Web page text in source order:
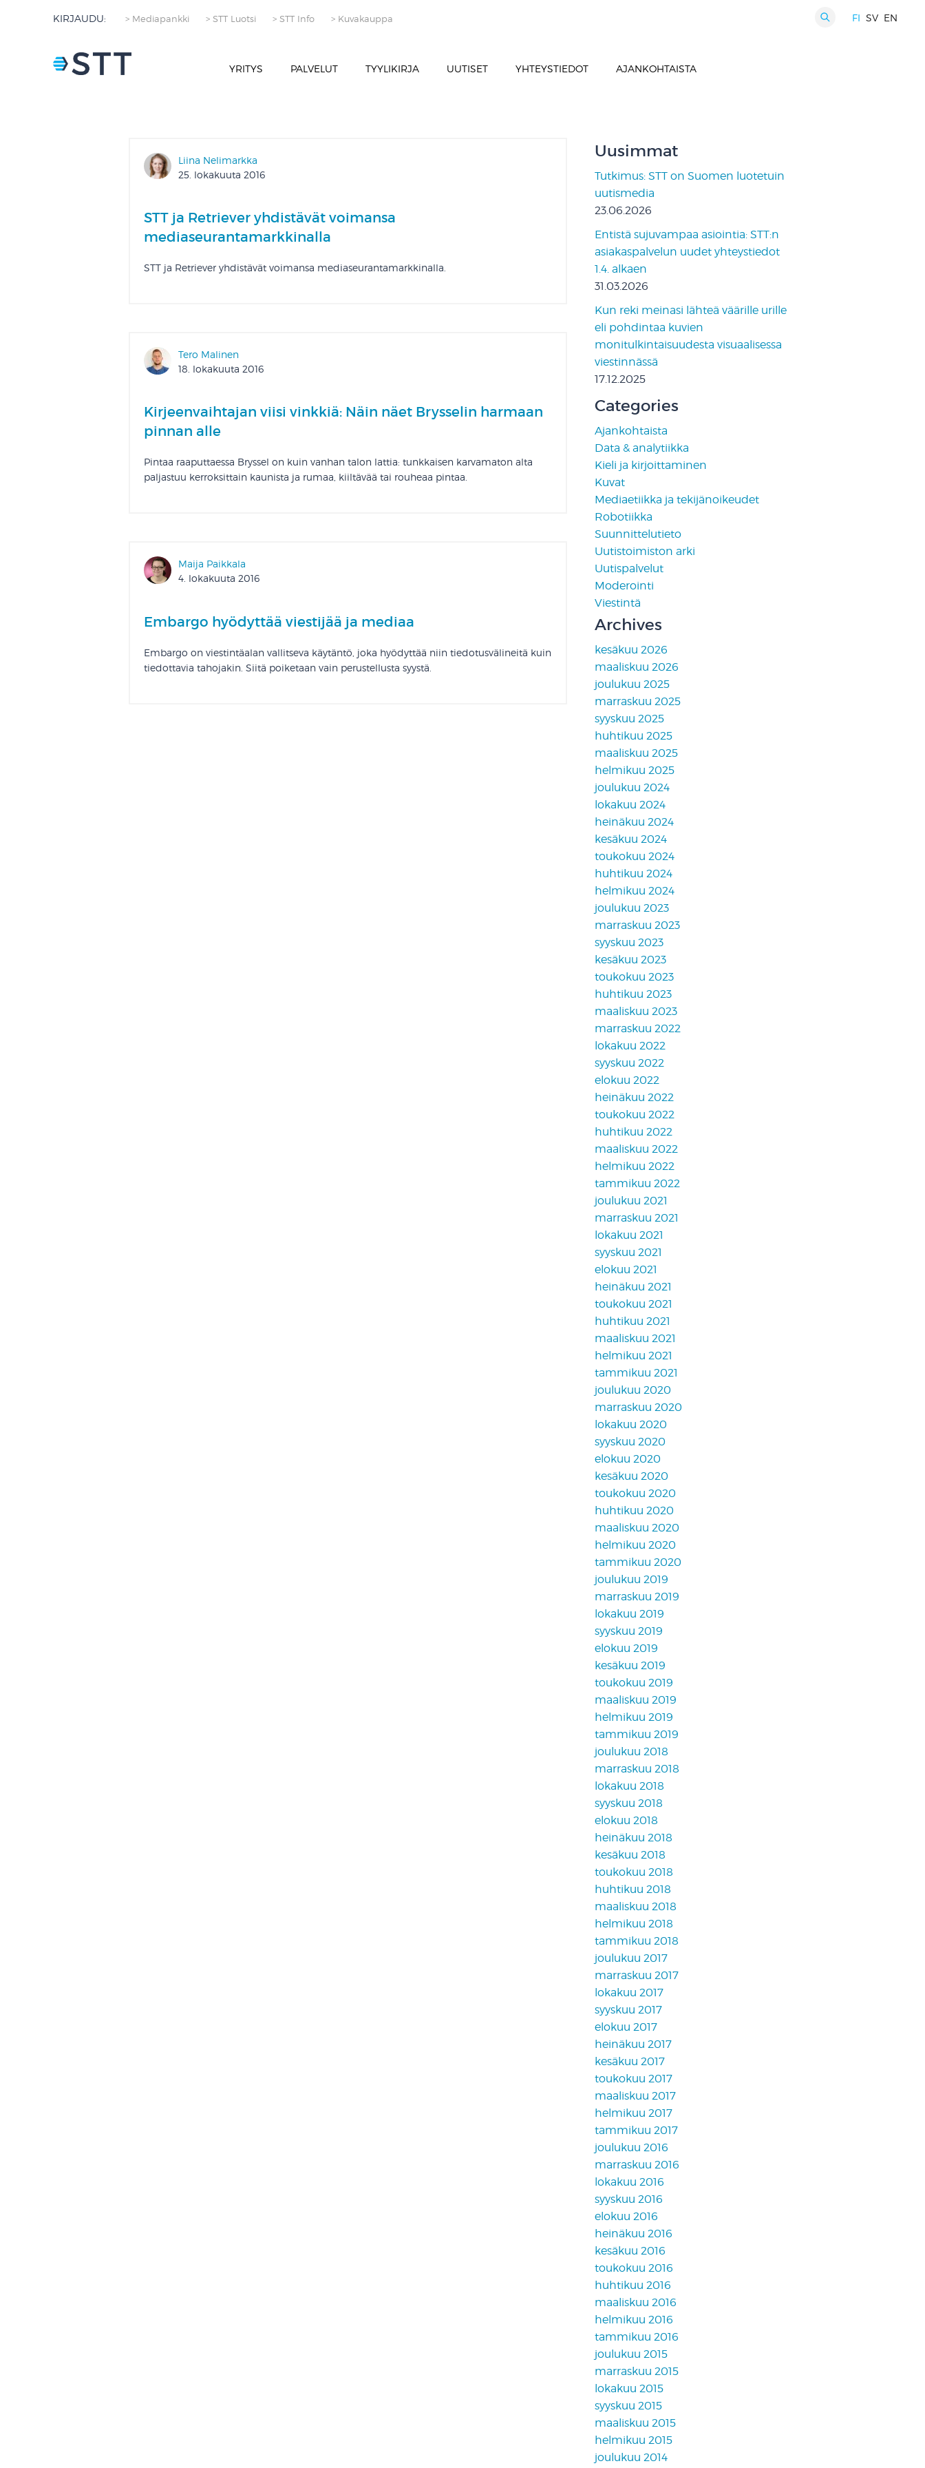
FI SV EN
KIRJAUDU: > Mediapankki > STT Luotsi > STT Info > Kuvakauppa
YRITYS PALVELUT TYYLIKIRJA UUTISET YHTEYSTIEDOT AJANKOHTAISTA
Liina Nelimarkka
25. lokakuuta 2016
STT ja Retriever yhdistävät voimansa
mediaseurantamarkkinalla
STT ja Retriever yhdistävät voimansa mediaseurantamarkkinalla.
Tero Malinen
18. lokakuuta 2016
Kirjeenvaihtajan viisi vinkkiä: Näin näet Brysselin harmaan
pinnan alle
Pintaa raaputtaessa Bryssel on kuin vanhan talon lattia: tunkkaisen karvamaton alta
paljastuu kerroksittain kaunista ja rumaa, kiiltävää tai rouheaa pintaa.
Maija Paikkala
4. lokakuuta 2016
Embargo hyödyttää viestijää ja mediaa
Embargo on viestintäalan vallitseva käytäntö, joka hyödyttää niin tiedotusvälineitä kuin
tiedottavia tahojakin. Siitä poiketaan vain perustellusta syystä.
Uusimmat
Tutkimus: STT on Suomen luotetuin
uutismedia
23.06.2026
Entistä sujuvampaa asiointia: STT:n
asiakaspalvelun uudet yhteystiedot
1.4. alkaen
31.03.2026
Kun reki meinasi lähteä väärille urille
eli pohdintaa kuvien
monitulkintaisuudesta visuaalisessa
viestinnässä
17.12.2025
Categories
Ajankohtaista
Data & analytiikka
Kieli ja kirjoittaminen
Kuvat
Mediaetiikka ja tekijänoikeudet
Robotiikka
Suunnittelutieto
Uutistoimiston arki
Uutispalvelut
Moderointi
Viestintä
Archives
kesäkuu 2026
maaliskuu 2026
joulukuu 2025
marraskuu 2025
syyskuu 2025
huhtikuu 2025
maaliskuu 2025
helmikuu 2025
joulukuu 2024
lokakuu 2024
heinäkuu 2024
kesäkuu 2024
toukokuu 2024
huhtikuu 2024
helmikuu 2024
joulukuu 2023
marraskuu 2023
syyskuu 2023
kesäkuu 2023
toukokuu 2023
huhtikuu 2023
maaliskuu 2023
marraskuu 2022
lokakuu 2022
syyskuu 2022
elokuu 2022
heinäkuu 2022
toukokuu 2022
huhtikuu 2022
maaliskuu 2022
helmikuu 2022
tammikuu 2022
joulukuu 2021
marraskuu 2021
lokakuu 2021
syyskuu 2021
elokuu 2021
heinäkuu 2021
toukokuu 2021
huhtikuu 2021
maaliskuu 2021
helmikuu 2021
tammikuu 2021
joulukuu 2020
marraskuu 2020
lokakuu 2020
syyskuu 2020
elokuu 2020
kesäkuu 2020
toukokuu 2020
huhtikuu 2020
maaliskuu 2020
helmikuu 2020
tammikuu 2020
joulukuu 2019
marraskuu 2019
lokakuu 2019
syyskuu 2019
elokuu 2019
kesäkuu 2019
toukokuu 2019
maaliskuu 2019
helmikuu 2019
tammikuu 2019
joulukuu 2018
marraskuu 2018
lokakuu 2018
syyskuu 2018
elokuu 2018
heinäkuu 2018
kesäkuu 2018
toukokuu 2018
huhtikuu 2018
maaliskuu 2018
helmikuu 2018
tammikuu 2018
joulukuu 2017
marraskuu 2017
lokakuu 2017
syyskuu 2017
elokuu 2017
heinäkuu 2017
kesäkuu 2017
toukokuu 2017
maaliskuu 2017
helmikuu 2017
tammikuu 2017
joulukuu 2016
marraskuu 2016
lokakuu 2016
syyskuu 2016
elokuu 2016
heinäkuu 2016
kesäkuu 2016
toukokuu 2016
huhtikuu 2016
maaliskuu 2016
helmikuu 2016
tammikuu 2016
joulukuu 2015
marraskuu 2015
lokakuu 2015
syyskuu 2015
maaliskuu 2015
helmikuu 2015
joulukuu 2014